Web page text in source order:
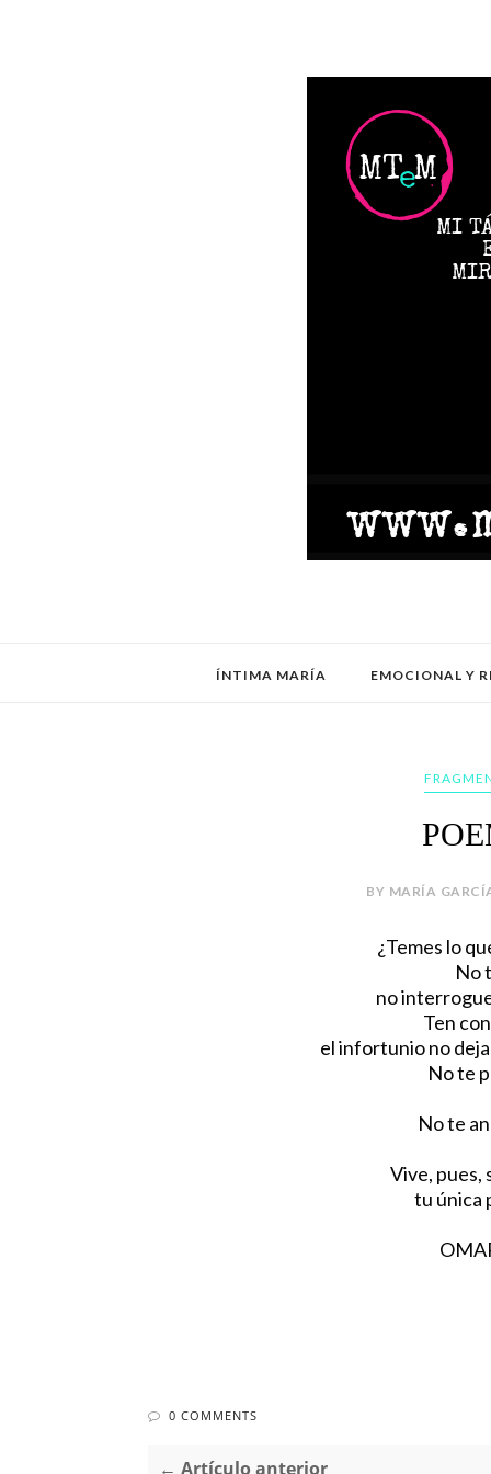
ÍNTIMA MARÍA EMOCIONAL Y
BY MARÍA
¿Temes lo
No
no
Ten
el infortunio no
No te
No te
Vive, pues,
tu única
OMAR
0 COMMENTS
← Artículo anterior